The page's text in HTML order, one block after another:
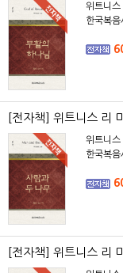
위트니스
한국복음
[전자책] 위트니스 리
위트니스
한국복음
[전자책] 위트니스 리